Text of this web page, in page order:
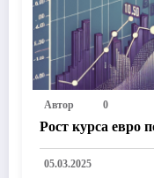
Автор 0
Рост курса евро
05.03.2025